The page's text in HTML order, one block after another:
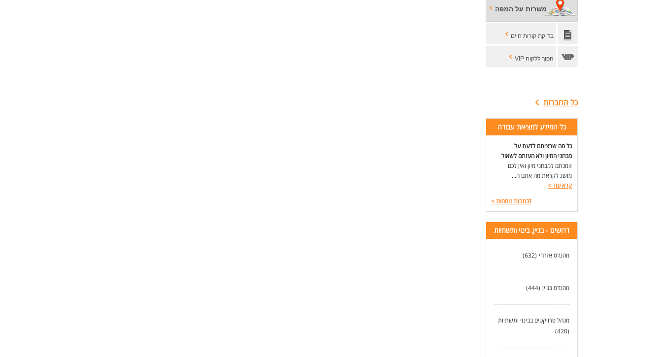
משרות על המפה
בדיקת קורות חיים
הפוך ללקוח VIP
כל החברות
כל המידע למציאת עבודה
כל מה שרציתם לדעת על
מבחני המיון ולא העזתם לשאול
זומנתם למבחני מיון ואין לכם
מושג לקראת מה אתם ה...
קרא עוד>
לכתבות נוספות>
דרושים - בניין, בינוי ותשתיות
מהנדס אזרחי (632)
מהנדס בניין (444)
מנהל פרויקטים בבינוי ותשתיות
(420)